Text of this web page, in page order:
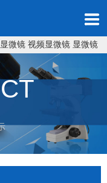
微镜 视频显微镜 显微镜